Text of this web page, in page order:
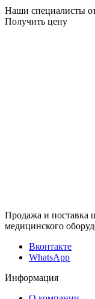
Наши специалисты
Получить цену
Продажа и поставка
медицинского
Вконтакте
WhatsApp
Информация